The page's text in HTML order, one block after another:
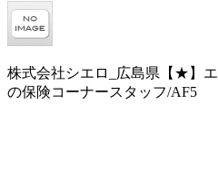
株式会社シエロ_広島県【★】
の保険コーナースタッフ/AF5